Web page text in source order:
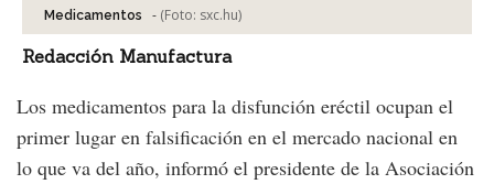
Medicamentos - (Foto: sxc.hu)
Redacción Manufactura
Los medicamentos para la disfunción eréctil ocupan el
primer lugar en falsificación en el mercado nacional en
lo que va del año, informó el presidente de la Asociación